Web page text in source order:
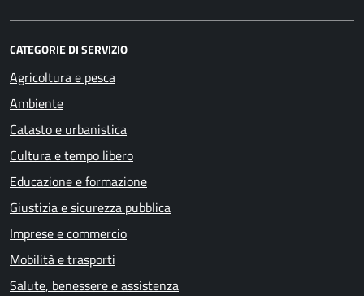
CATEGORIE DI SERVIZIO
Agricoltura e pesca
Ambiente
Catasto e urbanistica
Cultura e tempo libero
Educazione e formazione
Giustizia e sicurezza pubblica
Imprese e commercio
Mobilità e trasporti
Salute, benessere e assistenza